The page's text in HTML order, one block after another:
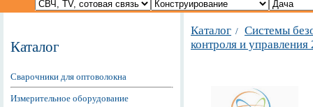
Каталог
Сварочники для оптоволокна
Измерительное оборудование
Каталог / Системы
контроля и управления